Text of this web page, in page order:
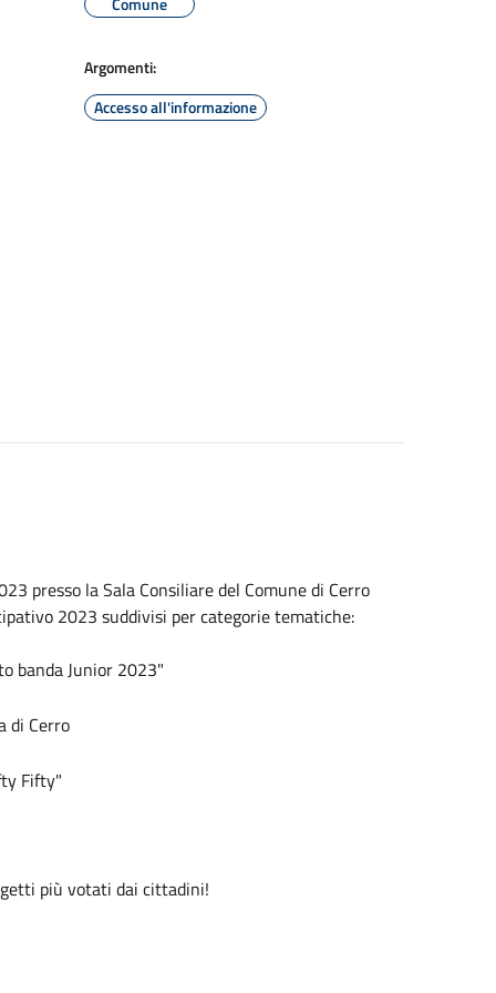
Argomenti:
Accesso all'informazione
presso la Sala Consiliare del Comune di Cerro
2023 suddivisi per categorie tematiche:
banda Junior 2023"
di Cerro
Fifty"
più votati dai cittadini!